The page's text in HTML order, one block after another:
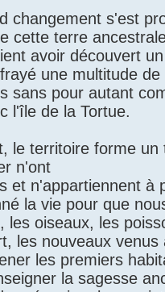
changement s'est
cette terre
avoir découvert
une multitude
sans pour autant
l'île de la Tortue.
le territoire forme
n'ont
et n'appartiennent
la vie pour que
les oiseaux, les
les nouveaux
les premiers
la sagesse